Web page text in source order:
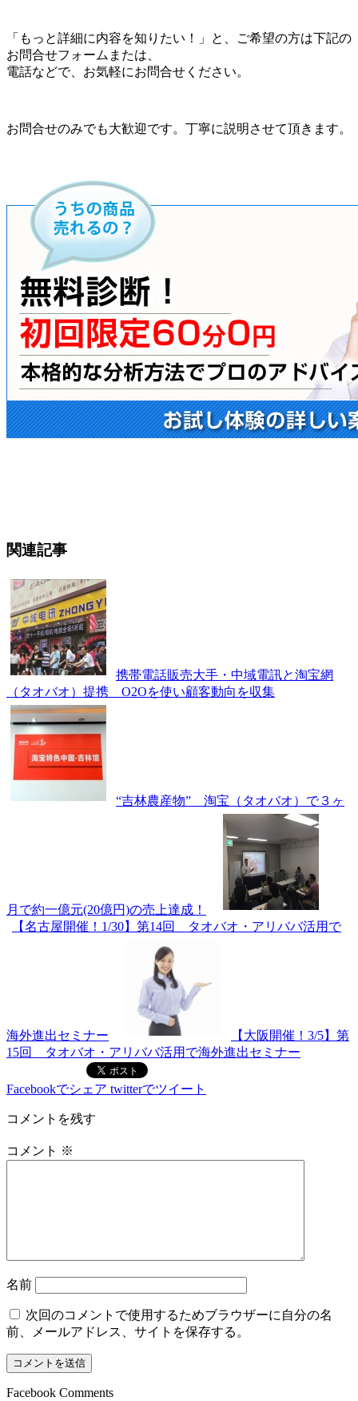
「もっと詳細に内容を知りたい！」と、ご希望の方は下記の
お問合せフォームまたは、
電話などで、お気軽にお問合せください。
お問合せのみでも大歓迎です。丁寧に説明させて頂きます。
関連記事
携帯電話販売大手・中域電訊と淘宝網
（タオバオ）提携 O2Oを使い顧客動向を収集
“吉林農産物” 淘宝（タオバオ）で３ヶ
月で約一億元(20億円)の売上達成！
【名古屋開催！1/30】第14回 タオバオ・アリババ活用で
海外進出セミナー
【大阪開催！3/5】第
15回 タオバオ・アリババ活用で海外進出セミナー
Facebookでシェア twitterでツイート
コメントを残す
コメント ※
名前
次回のコメントで使用するためブラウザーに自分の名
前、メールアドレス、サイトを保存する。
Facebook Comments